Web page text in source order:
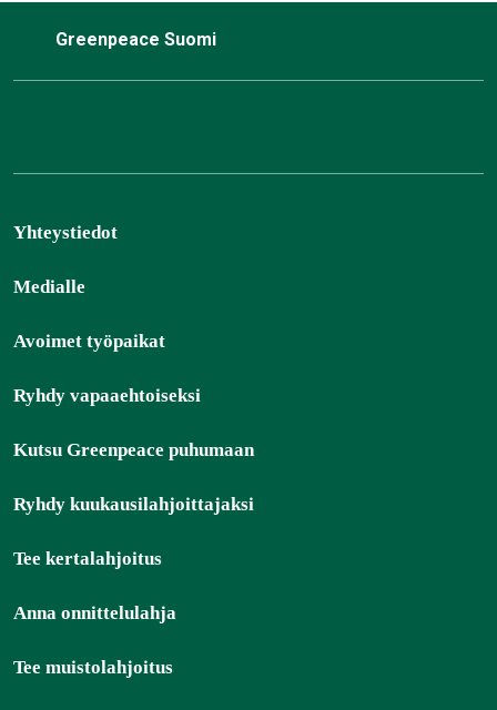
Greenpeace Suomi
Yhteystiedot
Medialle
Avoimet työpaikat
Ryhdy vapaaehtoiseksi
Kutsu Greenpeace puhumaan
Ryhdy kuukausilahjoittajaksi
Tee kertalahjoitus
Anna onnittelulahja
Tee muistolahjoitus